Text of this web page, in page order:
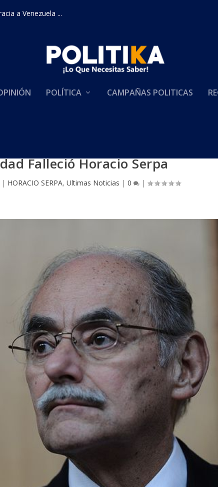
a Venezuela ...
POLÍTICA CAMPAÑAS POLITICAS
Falleció Horacio Serpa
| HORACIO SERPA,Ultimas Noticias |0 |